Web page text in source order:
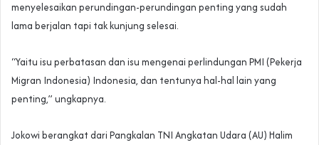
menyelesaikan perundingan-perundingan penting yang sudah
lama berjalan tapi tak kunjung selesai.
“Yaitu isu perbatasan dan isu mengenai perlindungan PMI (Pekerja
Migran Indonesia) Indonesia, dan tentunya hal-hal lain yang
penting,” ungkapnya.
Jokowi berangkat dari Pangkalan TNI Angkatan Udara (AU) Halim